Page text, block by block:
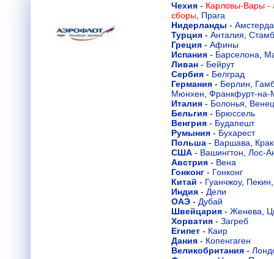
Чехия - Карловы-Вары -
сборы Прага
Нидерланды -
Турция - Анталия
Греция - Афины
Испания - Барселона
Ливан - Бейрут
Сербия - Белград
Германия - Берлин
Мюнхен Франкфурт-на-
Италия - Болонья
Бельгия - Брюссель
Венгрия - Будапешт
Румыния - Бухарест
Польша - Варшава
США - Вашингтон Лос-
Австрия - Вена
Гонконг - Гонконг
Китай - Гуанчжоу, Пекин
Индия - Дели
ОАЭ - Дубай
Швейцария - Женева
Хорватия - Загреб
Египет - Каир
Дания - Копенгаген
Великобритания -